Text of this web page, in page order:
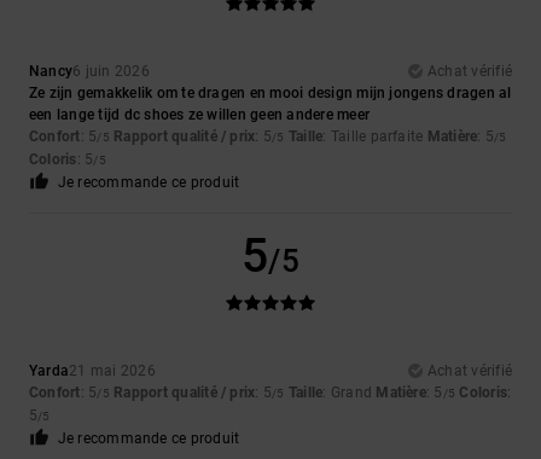
Nancy6 juin 2026
Achat vérifié
Ze zijn gemakkelik om te dragen en mooi design mijn jongens dragen al
een lange tijd dc shoes ze willen geen andere meer
Confort: 5/5 Rapport qualité / prix: 5/5 Taille: Taille parfaite Matière: 5/5
Coloris: 5/5
Je recommande ce produit
5/5
Yarda21 mai 2026
Achat vérifié
Confort: 5/5 Rapport qualité / prix: 5/5 Taille: Grand Matière: 5 /5 Coloris:
5/5
Je recommande ce produit